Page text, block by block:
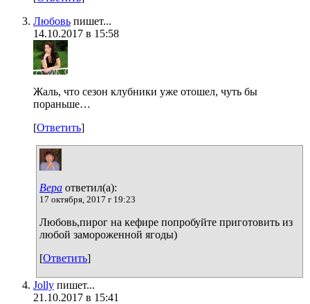
Любовь пишет...
14.10.2017 в 15:58
Жаль, что сезон клубники уже отошел, чуть бы
пораньше…
[Ответить]
Вера ответил(а):
17 октября, 2017 г 19:23
Любовь,пирог на кефире попробуйте приготовить из
любой замороженной ягоды)
[Ответить]
Jolly пишет...
21.10.2017 в 15:41